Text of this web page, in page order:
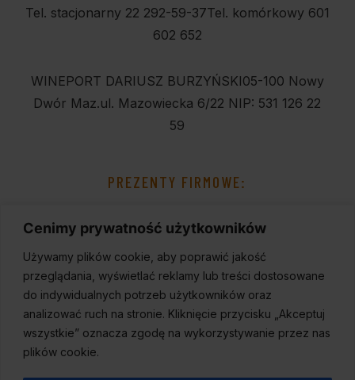
Cenimy prywatność użytkowników
Używamy plików cookie, aby poprawić jakość
przeglądania, wyświetlać reklamy lub treści dostosowane
do indywidualnych potrzeb użytkowników oraz
analizować ruch na stronie. Kliknięcie przycisku „Akceptuj
wszystkie” oznacza zgodę na wykorzystywanie przez nas
plików cookie.
Tel. stacjonarny 22 292-59-37Tel. komórkowy 601
602 652
WINEPORT DARIUSZ BURZYŃSKI05-100 Nowy
Dwór Maz.ul. Mazowiecka 6/22 NIP: 531 126 22
59
PREZENTY FIRMOWE: